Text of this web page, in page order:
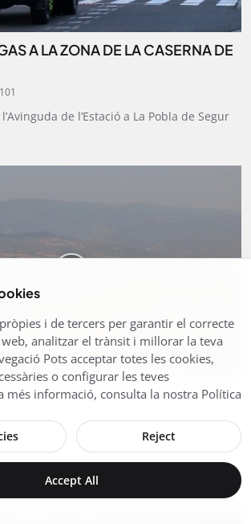
A LA ZONA DE LA CASERNA DE
101
de l’Estació a La Pobla de Segur
ULTIMA EL PLA DIRECTOR
110
està definint les estratègies a seguir en el
i de tercers per garantir el correcte
analitzar el trànsit i millorar la teva
Pots acceptar totes les cookies,
o configurar les teves
més informació, consulta la nostra Política
Reject
Accept All